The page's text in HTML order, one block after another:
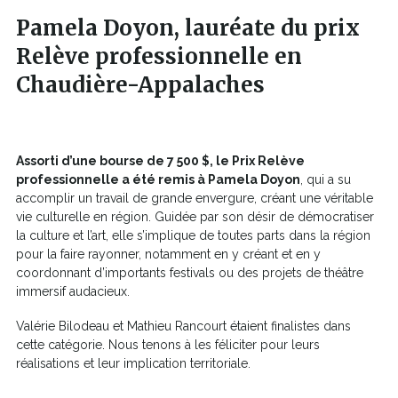
Pamela Doyon, lauréate du prix
Relève professionnelle en
Chaudière-Appalaches
Assorti d’une bourse de 7 500 $, le Prix Relève
professionnelle a été remis à Pamela Doyon , qui a su
accomplir un travail de grande envergure, créant une véritable
vie culturelle en région. Guidée par son désir de démocratiser
la culture et l’art, elle s’implique de toutes parts dans la région
pour la faire rayonner, notamment en y créant et en y
coordonnant d’importants festivals ou des projets de théâtre
immersif audacieux.
Valérie Bilodeau et Mathieu Rancourt étaient finalistes dans
cette catégorie. Nous tenons à les féliciter pour leurs
réalisations et leur implication territoriale.